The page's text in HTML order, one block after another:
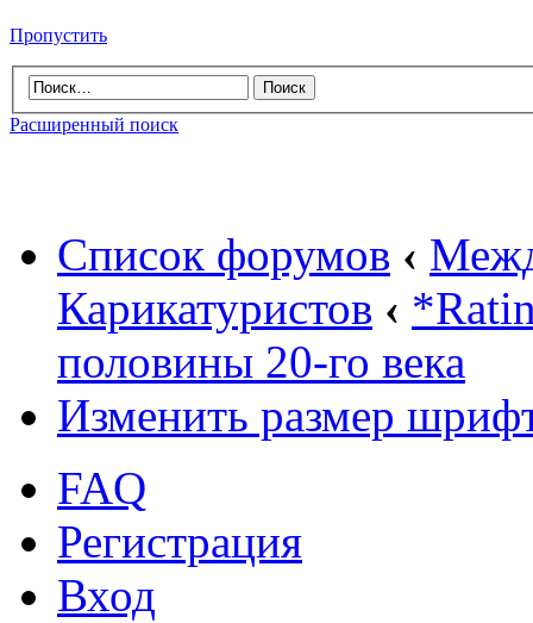
Пропустить
Расширенный поиск
Список форумов ‹
Карикатуристов ‹
половины 20-го века
Изменить размер
FAQ
Регистрация
Вход